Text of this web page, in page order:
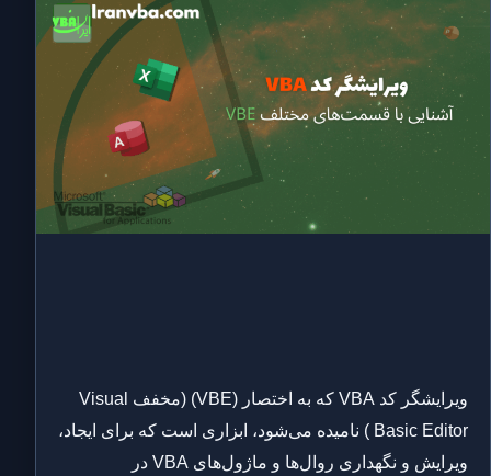
ویرایشگر کد VBA که به اختصار (VBE) (مخفف Visual
Basic Editor ) نامیده می‌شود، ابزاری است که برای ایجاد،
ویرایش و نگهداری روال‌ها و ماژول‌های VBA در